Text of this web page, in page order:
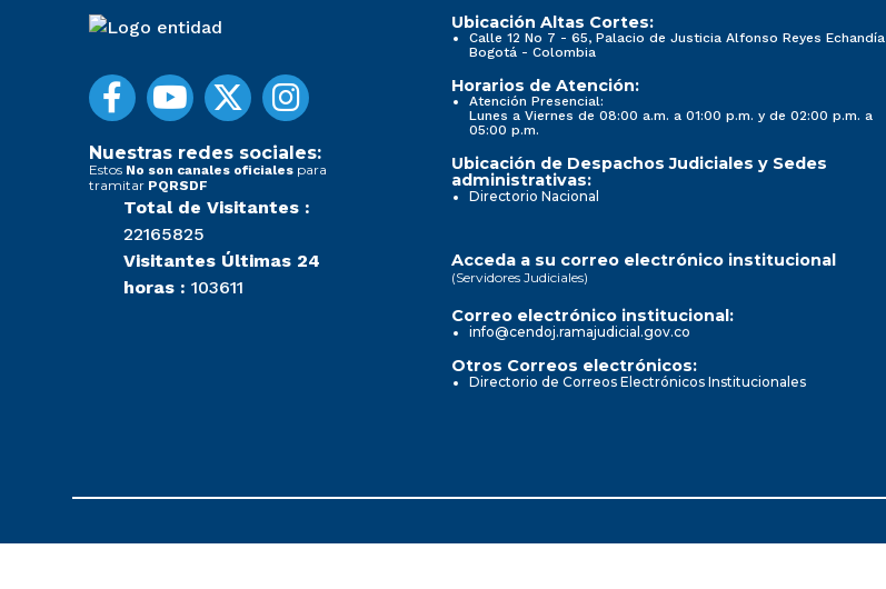
Nuestras redes sociales:
Estos No son canales oficiales para
tramitar PQRSDF
Total de Visitantes :
22165825
Visitantes Últimas 24
horas : 103611
Ubicación Altas Cortes:
Calle 12 No 7 - 65, Palacio de Justicia Alfonso Reyes Echandía
Bogotá - Colombia
Horarios de Atención:
Atención Presencial:
Lunes a Viernes de 08:00 a.m. a 01:00 p.m. y de 02:00 p.m. a
05:00 p.m.
Ubicación de Despachos Judiciales y Sedes
administrativas:
Directorio Nacional
Acceda a su correo electrónico institucional
(Servidores Judiciales)
Correo electrónico institucional:
info@cendoj.ramajudicial.gov.co
Otros Correos electrónicos:
Directorio de Correos Electrónicos Institucionales